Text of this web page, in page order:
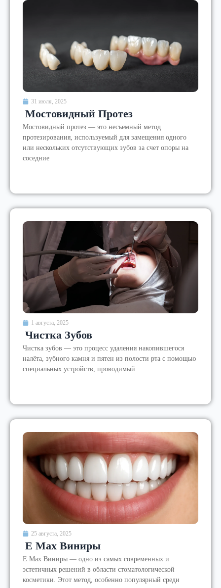
31 июля, 2025
Мостовидный Протез
Мостовидный протез — это несъемный метод
протезирования, используемый для замещения одного
или нескольких отсутствующих зубов за счет опоры на
соседние
1 августа, 2025
Чистка Зубов
Чистка зубов — это процесс удаления накопившегося
налёта, зубного камня и пятен из полости рта с помощью
специальных устройств, проводимый
25 августа, 2025
E Max Виниры
E Max Виниры — одно из самых современных и
эстетичных решений в области стоматологической
косметики. Этот метод, особенно популярный среди